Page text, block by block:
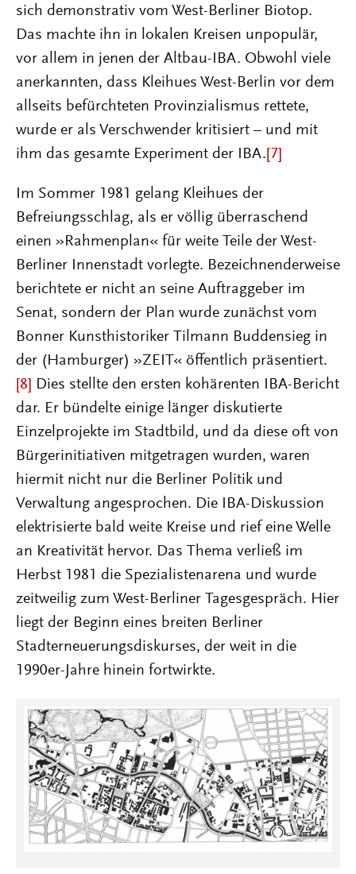
sich demonstrativ vom West-Berliner Biotop.
Das machte ihn in lokalen Kreisen unpopulär,
vor allem in jenen der Altbau-IBA. Obwohl viele
anerkannten, dass Kleihues West-Berlin vor dem
allseits befürchteten Provinzialismus rettete,
wurde er als Verschwender kritisiert – und mit
ihm das gesamte Experiment der IBA. [7]
Im Sommer 1981 gelang Kleihues der
Befreiungsschlag, als er völlig überraschend
einen »Rahmenplan« für weite Teile der West-
Berliner Innenstadt vorlegte. Bezeichnenderweise
berichtete er nicht an seine Auftraggeber im
Senat, sondern der Plan wurde zunächst vom
Bonner Kunsthistoriker Tilmann Buddensieg in
der (Hamburger) »ZEIT« öffentlich präsentiert.
[8]
Dies stellte den ersten kohärenten IBA-Bericht
dar. Er bündelte einige länger diskutierte
Einzelprojekte im Stadtbild, und da diese oft von
Bürgerinitiativen mitgetragen wurden, waren
hiermit nicht nur die Berliner Politik und
Verwaltung angesprochen. Die IBA-Diskussion
elektrisierte bald weite Kreise und rief eine Welle
an Kreativität hervor. Das Thema verließ im
Herbst 1981 die Spezialistenarena und wurde
zeitweilig zum West-Berliner Tagesgespräch. Hier
liegt der Beginn eines breiten Berliner
Stadterneuerungsdiskurses, der weit in die
1990er-Jahre hinein fortwirkte.